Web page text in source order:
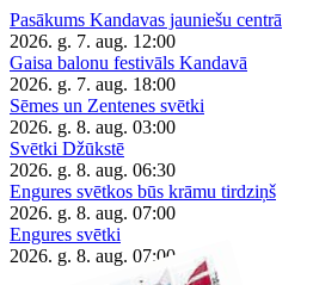
Pasākums Kandavas jauniešu centrā
2026. g. 7. aug. 12:00
Gaisa balonu festivāls Kandavā
2026. g. 7. aug. 18:00
Sēmes un Zentenes svētki
2026. g. 8. aug. 03:00
Svētki Džūkstē
2026. g. 8. aug. 06:30
Engures svētkos būs krāmu tirdziņš
2026. g. 8. aug. 07:00
Engures svētki
2026. g. 8. aug. 07:00